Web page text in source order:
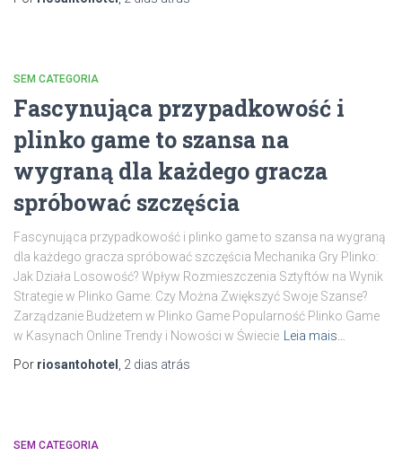
SEM CATEGORIA
Fascynująca przypadkowość i
plinko game to szansa na
wygraną dla każdego gracza
spróbować szczęścia
Fascynująca przypadkowość i plinko game to szansa na wygraną
dla każdego gracza spróbować szczęścia Mechanika Gry Plinko:
Jak Działa Losowość? Wpływ Rozmieszczenia Sztyftów na Wynik
Strategie w Plinko Game: Czy Można Zwiększyć Swoje Szanse?
Zarządzanie Budżetem w Plinko Game Popularność Plinko Game
w Kasynach Online Trendy i Nowości w Świecie
Leia mais…
Por riosantohotel 2 dias atrás
SEM CATEGORIA